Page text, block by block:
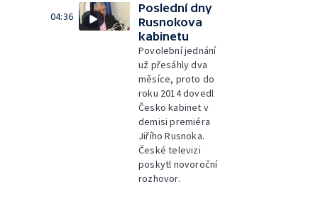
04:36
Poslední dny
Rusnokova
kabinetu
Povolební jednání
už přesáhly dva
měsíce, proto do
roku 2014 dovedl
Česko kabinet v
demisi premiéra
Jiřího Rusnoka.
České televizi
poskytl novoroční
rozhovor.